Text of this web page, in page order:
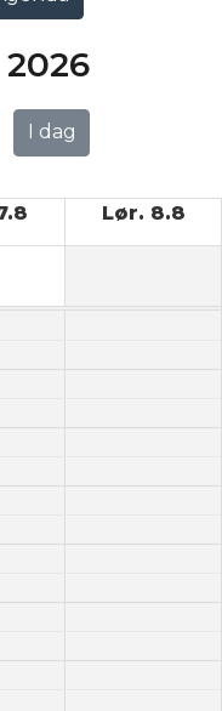
I dag
Lør. 8.8